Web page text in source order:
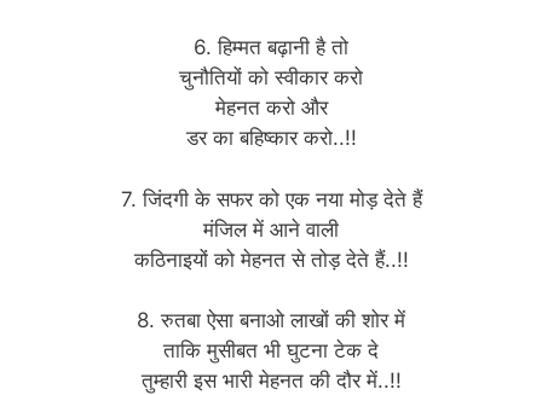
6. हिम्मत बढ़ानी है तो
चुनौतियों को स्वीकार करो
मेहनत करो और
डर का बहिष्कार करो..!!
7. जिंदगी के सफर को एक नया मोड़ देते हैं
मंजिल में आने वाली
कठिनाइयों को मेहनत से तोड़ देते हैं..!!
8. रुतबा ऐसा बनाओ लाखों की शोर में
ताकि मुसीबत भी घुटना टेक दे
तुम्हारी इस भारी मेहनत की दौर में..!!